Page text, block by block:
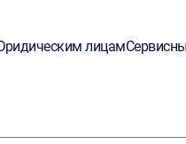
лицам